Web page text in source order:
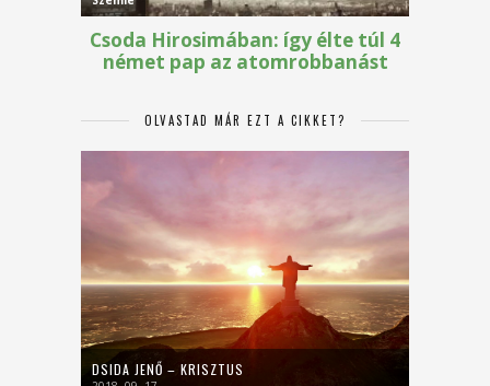
OLVASTAD MÁR EZT A CIKKET?
DSIDA JENŐ – KRISZTUS